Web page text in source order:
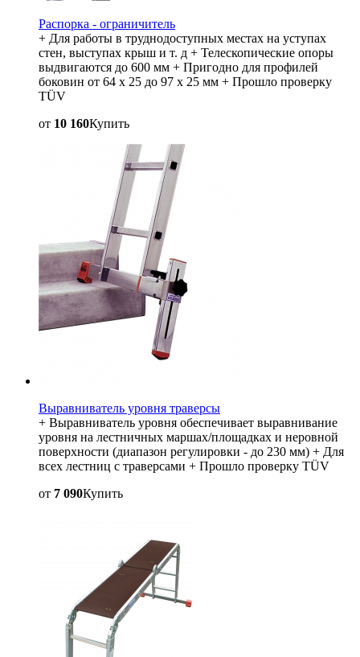
Распорка - ограничитель
+ Для работы в труднодоступных местах на уступах
стен, выступах крыш и т. д + Телескопические опоры
выдвигаются до 600 мм + Пригодно для профилей
боковин от 64 x 25 до 97 x 25 мм + Прошло проверку
TÜV
от 10 160Купить
Выравниватель уровня траверсы
+ Выравниватель уровня обеспечивает выравнивание
уровня на лестничных маршах/площадках и неровной
поверхности (диапазон регулировки - до 230 мм) + Для
всех лестниц с траверсами + Прошло проверку TÜV
от 7 090Купить